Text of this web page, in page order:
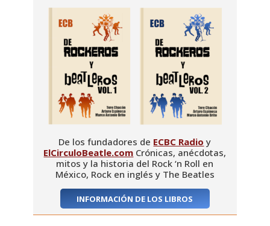
De los fundadores de ECBC Radio y
ElCirculoBeatle.com Crónicas, anécdotas,
mitos y la historia del Rock ‘n Roll en
México, Rock en inglés y The Beatles
INFORMACIÓN DE LOS LIBROS